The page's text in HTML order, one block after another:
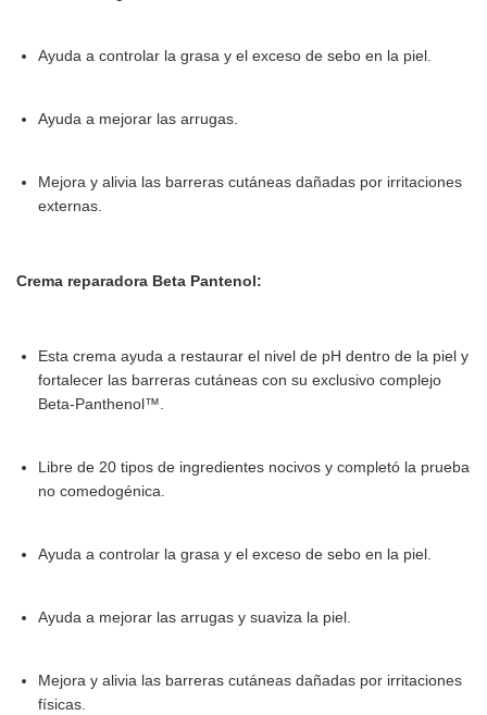
Ayuda a controlar la grasa y el exceso de sebo en la piel.
Ayuda a mejorar las arrugas.
Mejora y alivia las barreras cutáneas dañadas por irritaciones
externas.
Crema reparadora Beta Pantenol:
Esta crema ayuda a restaurar el nivel de pH dentro de la piel y
fortalecer las barreras cutáneas con su exclusivo complejo
Beta-Panthenol™.
Libre de 20 tipos de ingredientes nocivos y completó la prueba
no comedogénica.
Ayuda a controlar la grasa y el exceso de sebo en la piel.
Ayuda a mejorar las arrugas y suaviza la piel.
Mejora y alivia las barreras cutáneas dañadas por irritaciones
físicas.